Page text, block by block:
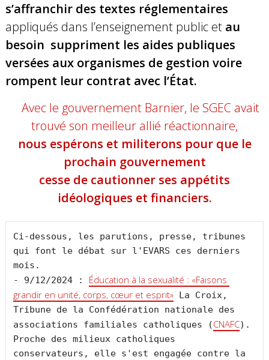
s’affranchir des textes réglementaires
appliqués dans l’enseignement public et au
besoin suppriment les aides publiques
versées aux organismes de gestion voire
rompent leur contrat avec l’État.
Avec le gouvernement Barnier, le SGEC avait
trouvé son meilleur allié réactionnaire,
nous espérons et militerons pour que le
prochain gouvernement
cesse de cautionner ses appétits
idéologiques et financiers.
Ci-dessous, les parutions, presse, tribunes
qui font le débat sur l'EVARS ces derniers
mois.
- 9/12/2024 : Éducation à la sexualité : «Faisons
grandir en unité, corps, cœur et esprit» La Croix,
Tribune de la Confédération nationale des
associations familiales catholiques (CNAFC).
Proche des milieux catholiques
conservateurs, elle s'est engagée contre la